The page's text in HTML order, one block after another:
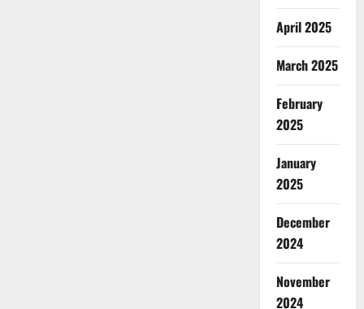
April 2025
March 2025
February
2025
January
2025
December
2024
November
2024